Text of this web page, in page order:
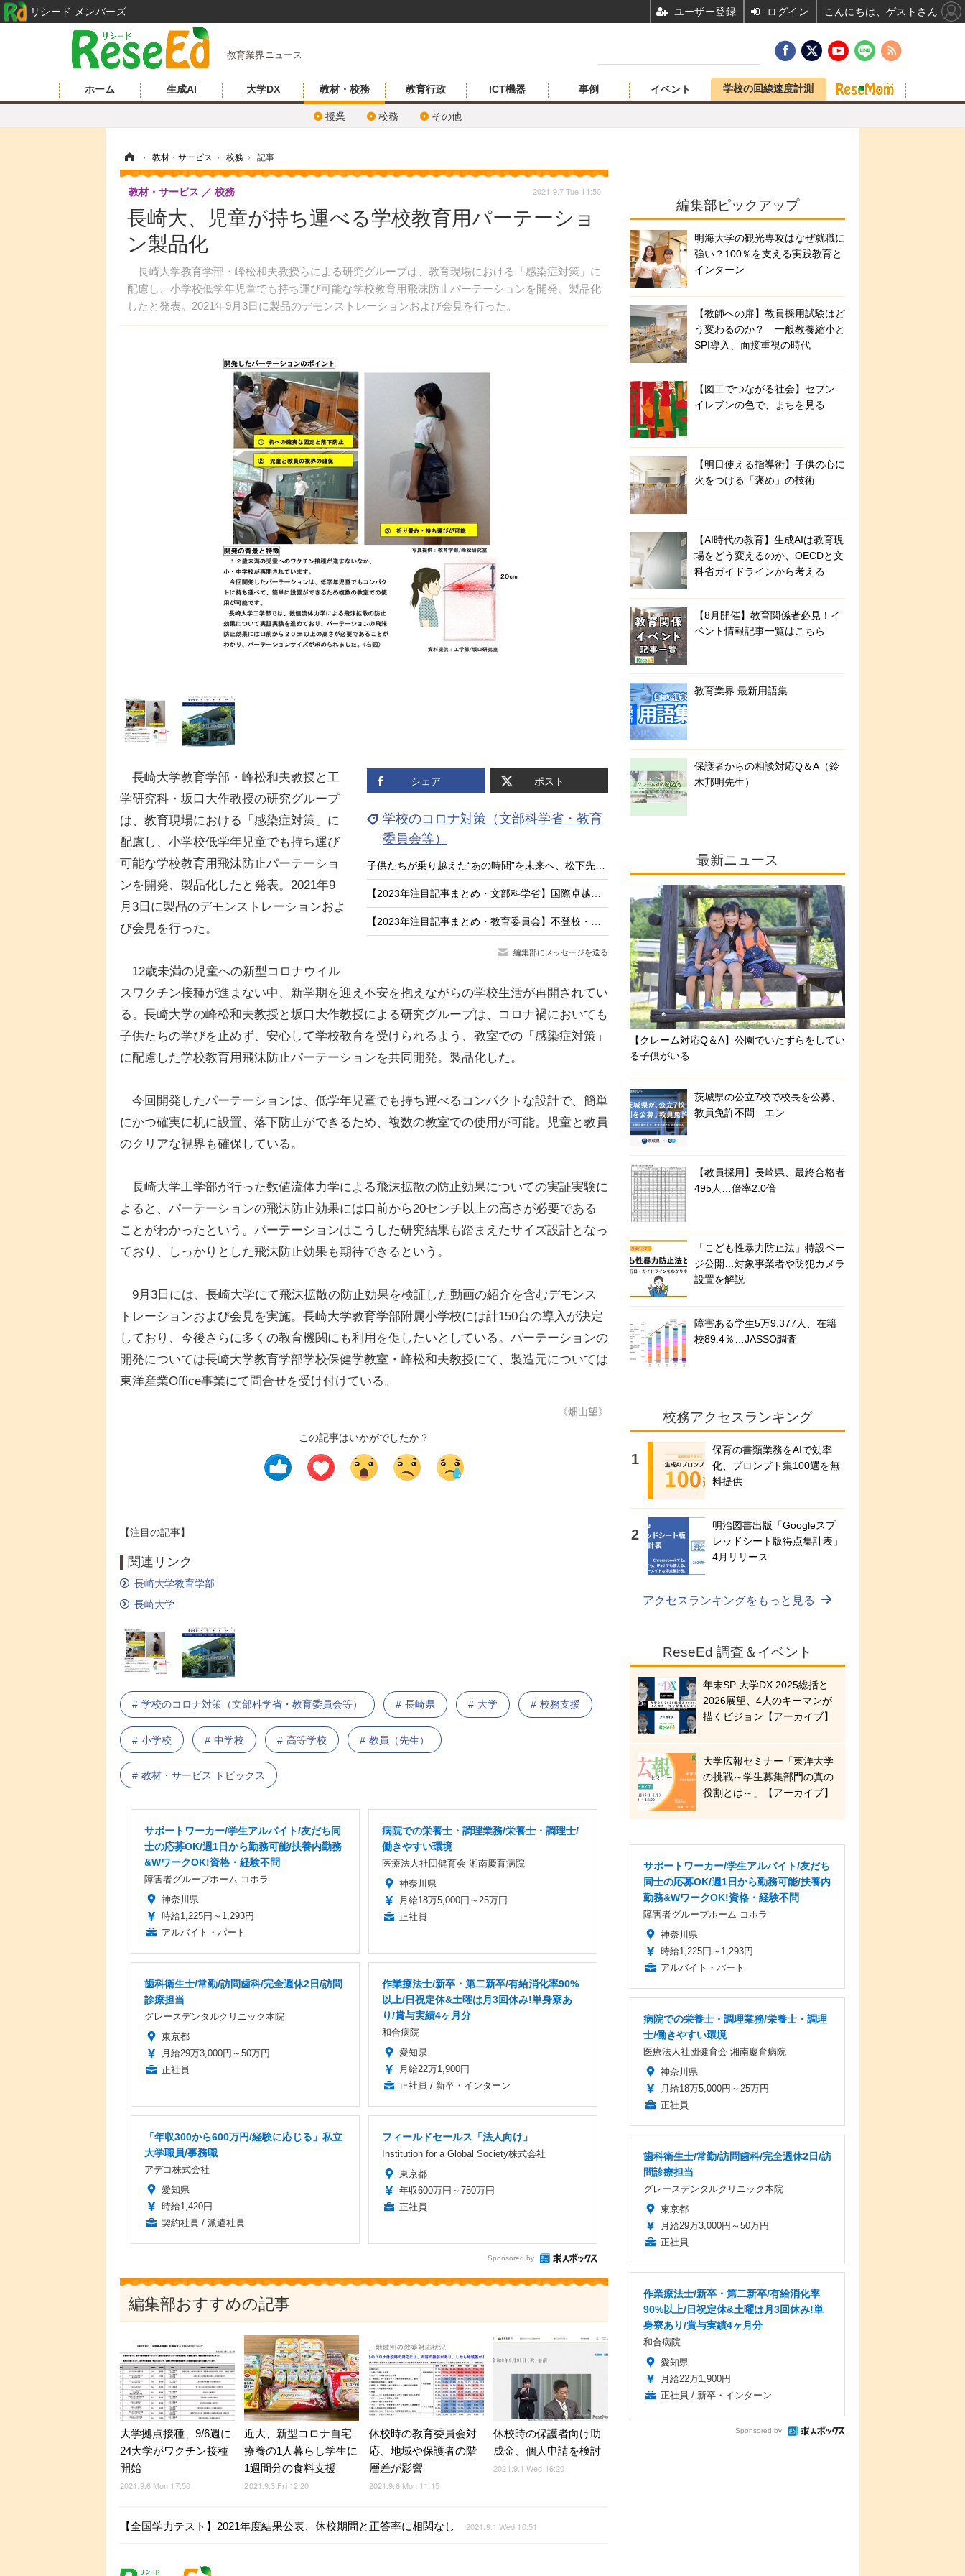
教育業界ニュース
ホーム 生成AI 大学DX 教材・校務
授業 校務 その他
教育行政 ICT機器 事例 イベント 学校の回線速度計測
› 教材・サービス › 校務 › 記事
長崎大、児童が持ち運べる学校教育用パーテーショ
ン製品化
長崎大学教育学部・峰松和夫教授らによる研究グループは、教育現場における「感染症対策」に
配慮し、小学校低学年児童でも持ち運び可能な学校教育用飛沫防止パーテーションを開発、製品化
したと発表。2021年9月3日に製品のデモンストレーションおよび会見を行った。
教材・サービス 校務 2021.9.7 Tue 11:50
シェア ポスト
学校のコロナ対策（文部科学省・教育
委員会等）
子供たちが乗り越えた“あの時間”を未来へ、松下先生の新作絵本『がっこうとコロナ』
【2023年注目記事まとめ・文部科学省】国際卓越研究大学、不登校対策「COCOLOプラン」
【2023年注目記事まとめ・教育委員会】不登校・いじめ件数過去最多、コロナ対策
編集部にメッセージを送る
長崎大学教育学部・峰松和夫教授と工
学研究科・坂口大作教授の研究グループ
は、教育現場における「感染症対策」に
配慮し、小学校低学年児童でも持ち運び
可能な学校教育用飛沫防止パーテーショ
ンを開発、製品化したと発表。2021年9
月3日に製品のデモンストレーションおよ
び会見を行った。
12歳未満の児童への新型コロナウイル
スワクチン接種が進まない中、新学期を迎え不安を抱えながらの学校生活が再開されてい
る。長崎大学の峰松和夫教授と坂口大作教授による研究グループは、コロナ禍においても
子供たちの学びを止めず、安心して学校教育を受けられるよう、教室での「感染症対策」
に配慮した学校教育用飛沫防止パーテーションを共同開発。製品化した。
今回開発したパーテーションは、低学年児童でも持ち運べるコンパクトな設計で、簡単
にかつ確実に机に設置、落下防止ができるため、複数の教室での使用が可能。児童と教員
のクリアな視界も確保している。
長崎大学工学部が行った数値流体力学による飛沫拡散の防止効果についての実証実験に
よると、パーテーションの飛沫防止効果には口前から20センチ以上の高さが必要である
ことがわかったという。パーテーションはこうした研究結果も踏まえたサイズ設計となっ
ており、しっかりとした飛沫防止効果も期待できるという。
9月3日には、長崎大学にて飛沫拡散の防止効果を検証した動画の紹介を含むデモンス
トレーションおよび会見を実施。長崎大学教育学部附属小学校には計150台の導入が決定
しており、今後さらに多くの教育機関にも利用を促したいとしている。パーテーションの
開発については長崎大学教育学部学校保健学教室・峰松和夫教授にて、製造元については
東洋産業Office事業にて問合せを受け付けている。
《畑山望》
この記事はいかがでしたか？
【注目の記事】
関連リンク
長崎大学教育学部
長崎大学
学校のコロナ対策（文部科学省・教育委員会等） 長崎県 大学 校務支援
小学校 中学校 高等学校 教員（先生）
教材・サービス トピックス
サポートワーカー/学生アルバイト/友だち同
士の応募OK/週1日から勤務可能/扶養内勤務
&WワークOK!資格・経験不問
障害者グループホーム コホラ
神奈川県
時給1,225円～1,293円
アルバイト・パート
病院での栄養士・調理業務/栄養士・調理士/
働きやすい環境
医療法人社団健育会 湘南慶育病院
神奈川県
月給18万5,000円～25万円
正社員
歯科衛生士/常勤/訪問歯科/完全週休2日/訪問
診療担当
グレースデンタルクリニック本院
東京都
月給29万3,000円～50万円
正社員
作業療法士/新卒・第二新卒/有給消化率90%
以上/日祝定休&土曜は月3回休み!単身寮あ
り/賞与実績4ヶ月分
和合病院
愛知県
月給22万1,900円
正社員 / 新卒・インターン
「年収300から600万円/経験に応じる」私立
大学職員/事務職
アデコ株式会社
愛知県
時給1,420円
契約社員 / 派遣社員
フィールドセールス「法人向け」
Institution for a Global Society株式会社
東京都
年収600万円～750万円
正社員
Sponsored by
編集部おすすめの記事
大学拠点接種、9/6週に
24大学がワクチン接種
開始
2021.9.6 Mon 17:50
近大、新型コロナ自宅
療養の1人暮らし学生に
1週間分の食料支援
2021.9.3 Fri 12:20
休校時の教育委員会対
応、地域や保護者の階
層差が影響
2021.9.6 Mon 11:15
休校時の保護者向け助
成金、個人申請を検討
2021.9.1 Wed 16:20
【全国学力テスト】2021年度結果公表、休校期間と正答率に相関なし 2021.9.1 Wed 10:51
編集部ピックアップ
明海大学の観光専攻はなぜ就職に
強い？100％を支える実践教育と
インターン
【教師への扉】教員採用試験はど
う変わるのか？ 一般教養縮小と
SPI導入、面接重視の時代
【図工でつながる社会】セブン‐
イレブンの色で、まちを見る
【明日使える指導術】子供の心に
火をつける「褒め」の技術
【AI時代の教育】生成AIは教育現
場をどう変えるのか、OECDと文
科省ガイドラインから考える
【8月開催】教育関係者必見！イ
ベント情報記事一覧はこちら
教育業界 最新用語集
保護者からの相談対応Q＆A（鈴
木邦明先生）
最新ニュース
【クレーム対応Q＆A】公園でいたずらをしてい
る子供がいる
茨城県の公立7校で校長を公募、
教員免許不問…エン
【教員採用】長崎県、最終合格者
495人…倍率2.0倍
「こども性暴力防止法」特設ペー
ジ公開…対象事業者や防犯カメラ
設置を解説
障害ある学生5万9,377人、在籍
校89.4％…JASSO調査
校務アクセスランキング
保育の書類業務をAIで効率
化、プロンプト集100選を無
料提供
明治図書出版「Googleスプ
レッドシート版得点集計表」
4月リリース
アクセスランキングをもっと見る
ReseEd 調査＆イベント
年末SP 大学DX 2025総括と
2026展望、4人のキーマンが
描くビジョン【アーカイブ】
大学広報セミナー「東洋大学
の挑戦～学生募集部門の真の
役割とは～」【アーカイブ】
サポートワーカー/学生アルバイト/友だち
同士の応募OK/週1日から勤務可能/扶養内
勤務&WワークOK!資格・経験不問
障害者グループホーム コホラ
神奈川県
時給1,225円～1,293円
アルバイト・パート
病院での栄養士・調理業務/栄養士・調理
士/働きやすい環境
医療法人社団健育会 湘南慶育病院
神奈川県
月給18万5,000円～25万円
正社員
歯科衛生士/常勤/訪問歯科/完全週休2日/訪
問診療担当
グレースデンタルクリニック本院
東京都
月給29万3,000円～50万円
正社員
作業療法士/新卒・第二新卒/有給消化率
90%以上/日祝定休&土曜は月3回休み!単
身寮あり/賞与実績4ヶ月分
和合病院
愛知県
月給22万1,900円
正社員 / 新卒・インターン
Sponsored by
リシード メンバーズ ユーザー登録 ログイン こんにちは、ゲストさん